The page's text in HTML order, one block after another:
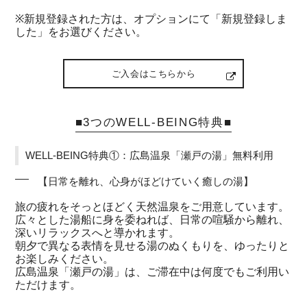
※新規登録された方は、オプションにて「新規登録しま
した」をお選びください。
ご入会はこちらから
■3つのWELL-BEING特典■
WELL-BEING特典①：広島温泉「瀬戸の湯」無料利用
【日常を離れ、心身がほどけていく癒しの湯】
旅の疲れをそっとほどく天然温泉をご用意しています。
広々とした湯船に身を委ねれば、日常の喧騒から離れ、
深いリラックスへと導かれます。
朝夕で異なる表情を見せる湯のぬくもりを、ゆったりと
お楽しみください。
広島温泉「瀬戸の湯」は、ご滞在中は何度でもご利用い
ただけます。